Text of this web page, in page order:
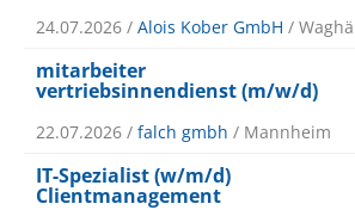
24.07.2026 / Alois Kober GmbH /
mitarbeiter
vertriebsinnendienst (m/w/d)
22.07.2026 / falch gmbh / Mannheim
IT-Spezialist (w/m/d)
Clientmanagement